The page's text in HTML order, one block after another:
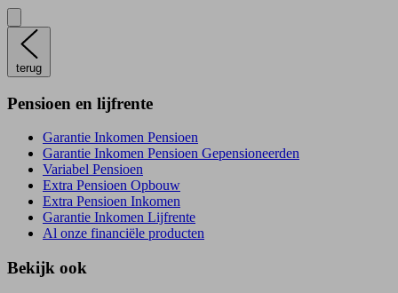
terug
Pensioen en lijfrente
Garantie Inkomen Pensioen
Garantie Inkomen Pensioen Gepensioneerden
Variabel Pensioen
Extra Pensioen Opbouw
Extra Pensioen Inkomen
Garantie Inkomen Lijfrente
Al onze financiële producten
Bekijk ook